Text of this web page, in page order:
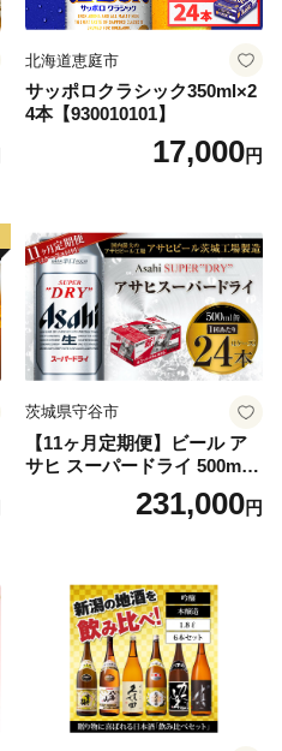
北海道恵庭市
サッポロクラシック350ml×2
4本【930010101】
17,000円
茨城県守谷市
【11ヶ月定期便】ビール ア
サヒ スーパードライ 500ml 2
4本 1ケース×11ヶ月 | アサヒ
ビール 究極の辛口 酒 お酒 ア
uper dry 11回 缶ビール 缶 ギ
フト 内祝い 茨城県守谷市 送
料無料
231,000円